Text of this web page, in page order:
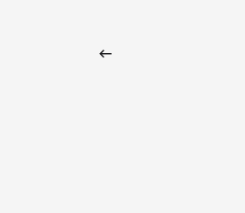
weaknesses, and we focused